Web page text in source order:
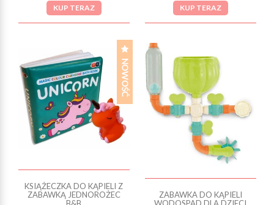
KUP TERAZ KUP TERAZ
KSIĄŻECZKA DO KĄPIELI Z
ZABAWKĄ JEDNOROŻEC
ZABAWKA DO KĄPIELI